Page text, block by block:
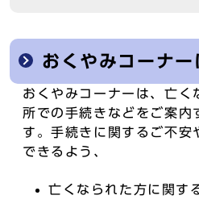
おくやみコーナー
おくやみコーナーは、亡く
所での手続きなどをご案内
す。手続きに関するご不安
できるよう、
亡くなられた方に関す